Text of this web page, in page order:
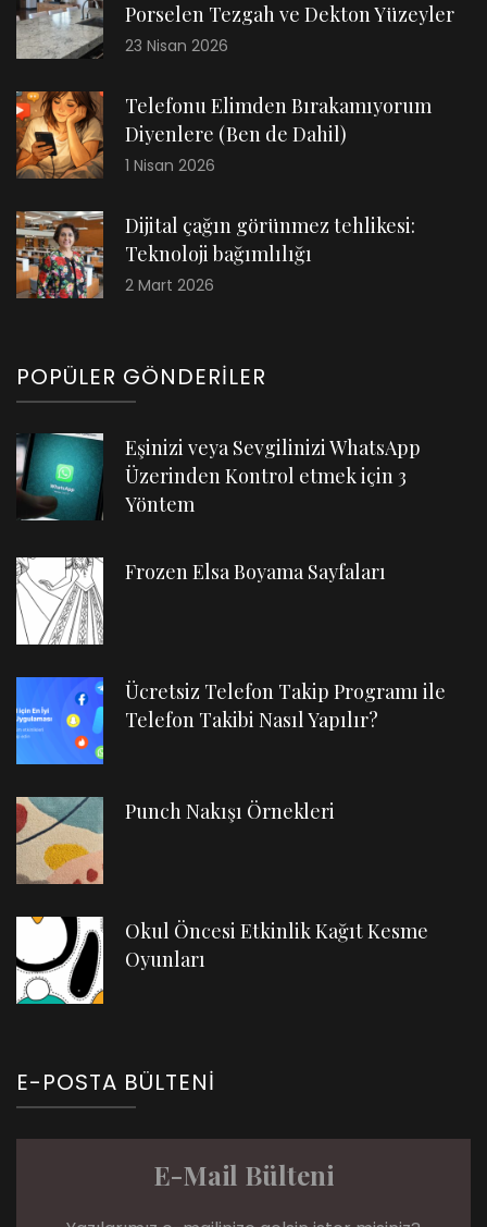
Porselen Tezgah ve Dekton Yüzeyler
23 Nisan 2026
Telefonu Elimden Bırakamıyorum
Diyenlere (Ben de Dahil)
1 Nisan 2026
Dijital çağın görünmez tehlikesi:
Teknoloji bağımlılığı
2 Mart 2026
POPÜLER GÖNDERILER
Eşinizi veya Sevgilinizi WhatsApp
Üzerinden Kontrol etmek için 3
Yöntem
Frozen Elsa Boyama Sayfaları
Ücretsiz Telefon Takip Programı ile
Telefon Takibi Nasıl Yapılır?
Punch Nakışı Örnekleri
Okul Öncesi Etkinlik Kağıt Kesme
Oyunları
E-POSTA BÜLTENI
E-Mail Bülteni